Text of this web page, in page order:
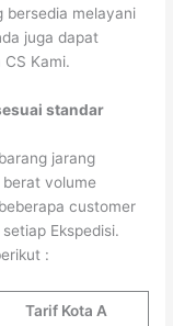
bersedia melayani
juga dapat
Kami.
standar
jarang
volume
customer
Ekspedisi.
:
Tarif Kota A